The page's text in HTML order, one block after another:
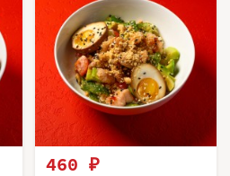
460 ₽